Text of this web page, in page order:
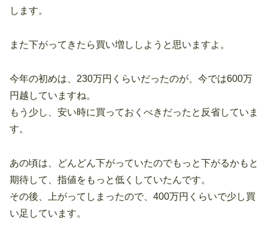
します。
また下がってきたら買い増ししようと思いますよ。
今年の初めは、230万円くらいだったのが、今では600万
円越していますね。
もう少し、安い時に買っておくべきだったと反省していま
す。
あの頃は、どんどん下がっていたのでもっと下がるかもと
期待して、指値をもっと低くしていたんです。
その後、上がってしまったので、400万円くらいで少し買
い足しています。